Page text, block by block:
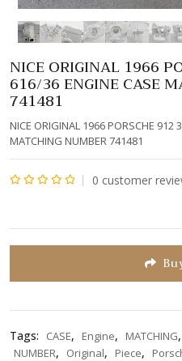
NICE ORIGINAL 1966
616/36 ENGINE CASE
741481
NICE ORIGINAL 1966 PORSCHE 912
MATCHING NUMBER 741481
0 customer
Tags: CASE, Engine, MATCHING,
NUMBER, Original, Piece,